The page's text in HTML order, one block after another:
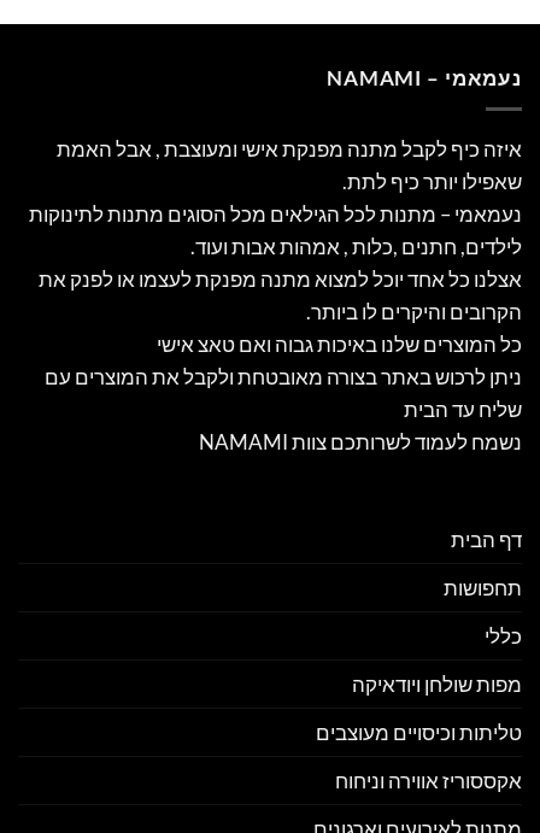
נעמאמי – NAMAMI
איזה כיף לקבל מתנה מפנקת אישי ומעוצבת , אבל האמת
שאפילו יותר כיף לתת.
נעמאמי – מתנות לכל הגילאים מכל הסוגים מתנות לתינוקות
לילדים, חתנים ,כלות , אמהות אבות ועוד.
אצלנו כל אחד יוכל למצוא מתנה מפנקת לעצמו או לפנק את
הקרובים והיקרים לו ביותר.
כל המוצרים שלנו באיכות גבוה ואם טאצ אישי
ניתן לרכוש באתר בצורה מאובטחת ולקבל את המוצרים עם
שליח עד הבית
נשמח לעמוד לשרותכם צוות NAMAMI
דף הבית
תחפושות
כללי
מפות שולחן ויודאיקה
טליתות וכיסויים מעוצבים
אקססוריז אווירה וניחוח